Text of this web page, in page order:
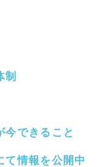
制
今できること
て情報を公開中